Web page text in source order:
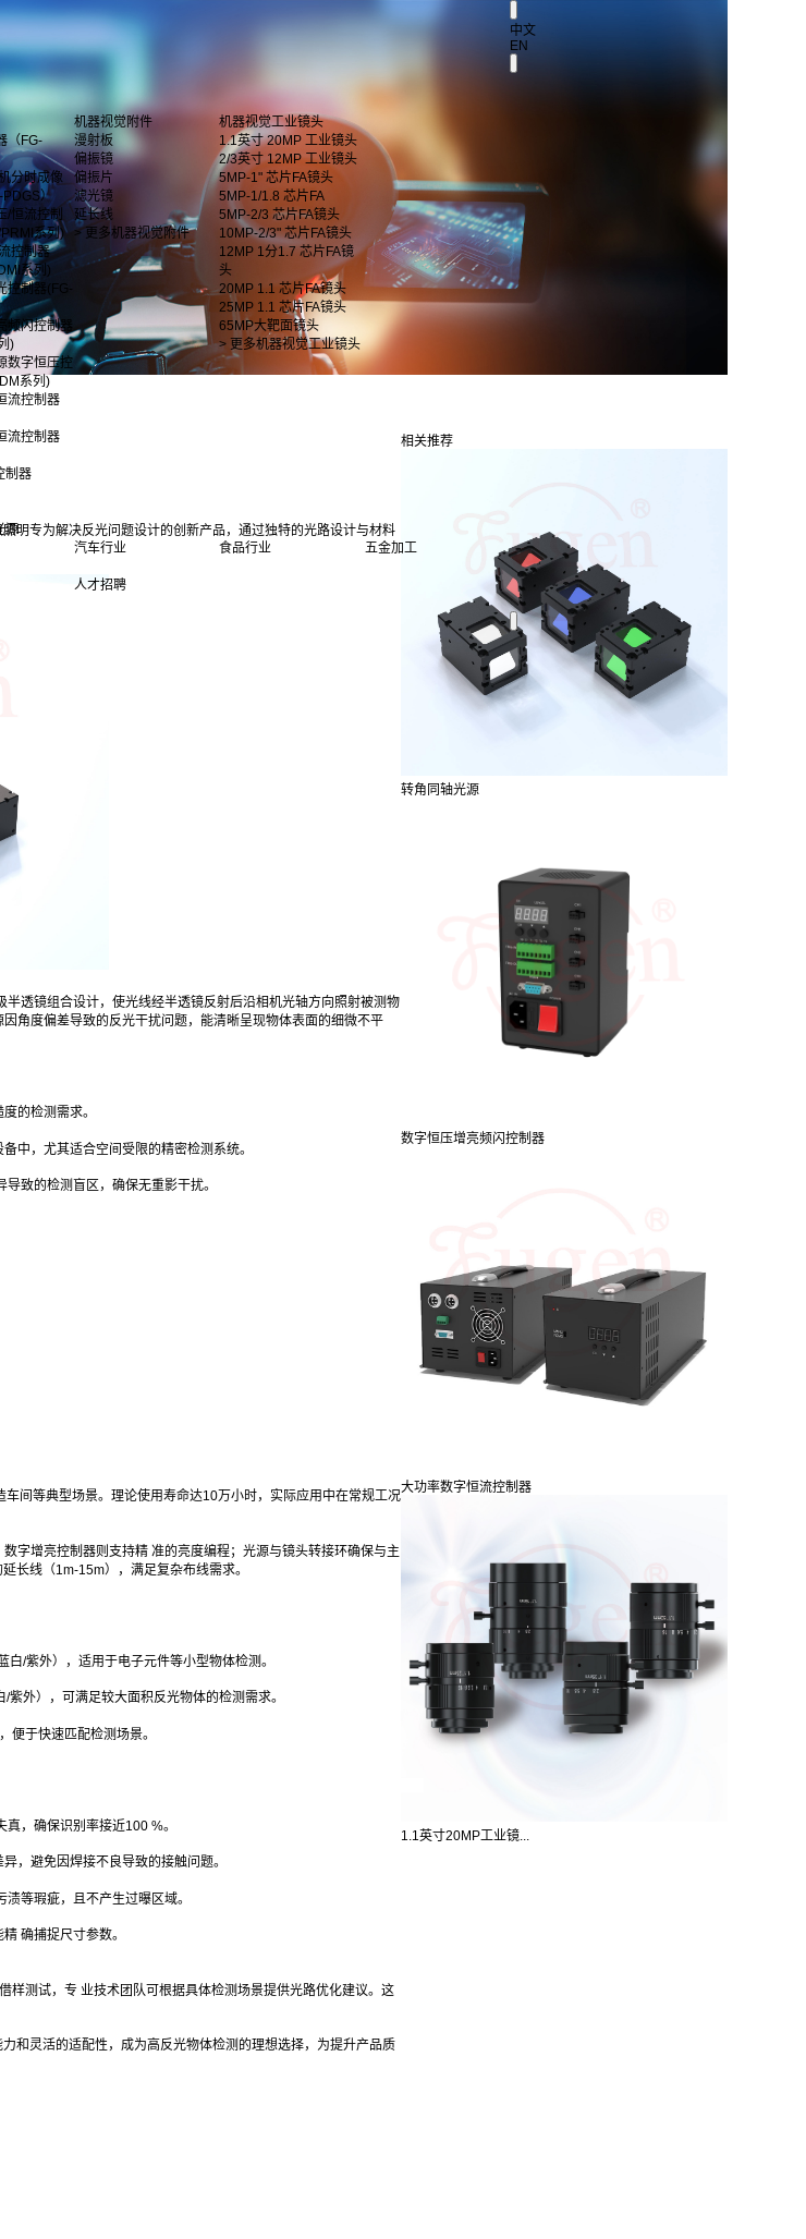
（FG-
分时成像
）
/恒流控制
系列)
控制器
系列)
控制器(FG-
频闪控制器
)
数字恒压控
系列)
流控制器
流控制器
制器
机器视觉附件
漫射板
偏振镜
偏振片
滤光镜
延长线
> 更多机器视觉附件
机器视觉工业镜头
1.1英寸 20MP 工业镜头
2/3英寸 12MP 工业镜头
5MP-1" 芯片FA镜头
5MP-1/1.8 芯片FA
5MP-2/3 芯片FA镜头
10MP-2/3" 芯片FA镜头
12MP 1分1.7 芯片FA镜
头
20MP 1.1 芯片FA镜头
25MP 1.1 芯片FA镜头
65MP大靶面镜头
> 更多机器视觉工业镜头
源
汽车行业 食品行业
五金加工
人才招聘
中文
EN
照明专为解决反光问题设计的创新产品，通过独特的光路设计与材料
透镜组合设计，使光线经半透镜反射后沿相机光轴方向照射被测物
角度偏差导致的反光干扰问题，能清晰呈现物体表面的细微不平
的检测需求。
中，尤其适合空间受限的精密检测系统。
致的检测盲区，确保无重影干扰。
间等典型场景。理论使用寿命达10万小时，实际应用中在常规工况
字增亮控制器则支持精 准的亮度编程；光源与镜头转接环确保与主
长线（1m-15m），满足复杂布线需求。
/紫外），适用于电子元件等小型物体检测。
外），可满足较大面积反光物体的检测需求。
便于快速匹配检测场景。
，确保识别率接近100 %。
，避免因焊接不良导致的接触问题。
等瑕疵，且不产生过曝区域。
确捕捉尺寸参数。
样测试，专 业技术团队可根据具体检测场景提供光路优化建议。这
和灵活的适配性，成为高反光物体检测的理想选择，为提升产品质
相关推荐
转角同轴光源
数字恒压增亮频闪控制器
大功率数字恒流控制器
1.1英寸20MP工业镜...